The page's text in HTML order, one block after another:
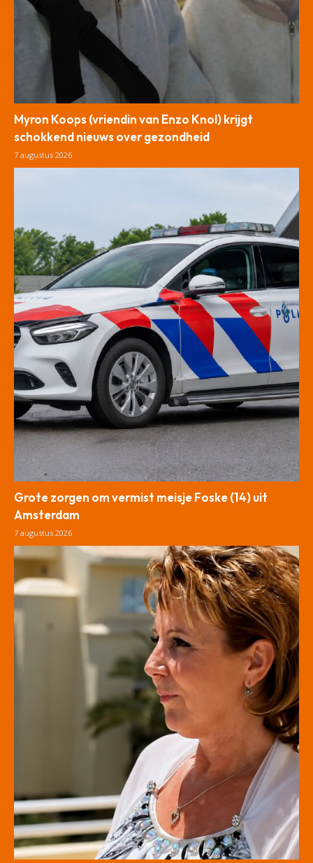
Myron Koops (vriendin van Enzo Knol) krijgt
schokkend nieuws over gezondheid
7 augustus 2026
Grote zorgen om vermist meisje Foske (14) uit
Amsterdam
7 augustus 2026